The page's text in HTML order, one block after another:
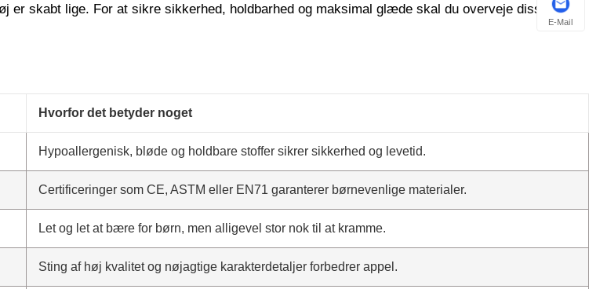
er skabt lige. For at sikre sikkerhed, holdbarhed og maksimal glæde skal du overveje disse
Hvorfor det betyder noget
Hypoallergenisk, bløde og holdbare stoffer sikrer sikkerhed og levetid.
Certificeringer som CE, ASTM eller EN71 garanterer børnevenlige materialer.
Let og let at bære for børn, men alligevel stor nok til at kramme.
Sting af høj kvalitet og nøjagtige karakterdetaljer forbedrer appel.
E-Mail